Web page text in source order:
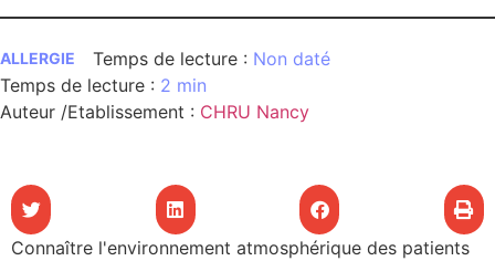
nous
ce qu’un CHU ?
des CHU
articles
ALLERGIE
Non daté
2 min
Auteur /Etablissement : CHRU Nancy
Connaître l'environnement atmosphérique des patients